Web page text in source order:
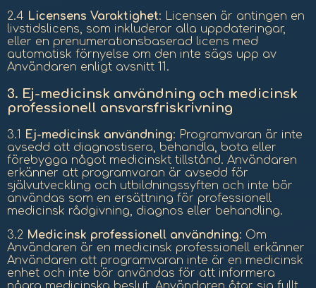
2.4 Licensens Varaktighet: Licensen är antingen en
livstidslicens, som inkluderar alla uppdateringar,
eller en prenumerationsbaserad licens med
automatisk förnyelse om den inte sägs upp av
Användaren enligt avsnitt 11.
3. Ej-medicinsk användning och medicinsk
professionell ansvarsfriskrivning
3.1 Ej-medicinsk användning: Programvaran är inte
avsedd att diagnostisera, behandla, bota eller
förebygga något medicinskt tillstånd. Användaren
erkänner att programvaran är avsedd för
självutveckling och utbildningssyften och inte bör
användas som en ersättning för professionell
medicinsk rådgivning, diagnos eller behandling.
3.2 Medicinsk professionell användning: Om
Användaren är en medicinsk professionell erkänner
Användaren att programvaran inte är en medicinsk
enhet och inte bör användas för att informera